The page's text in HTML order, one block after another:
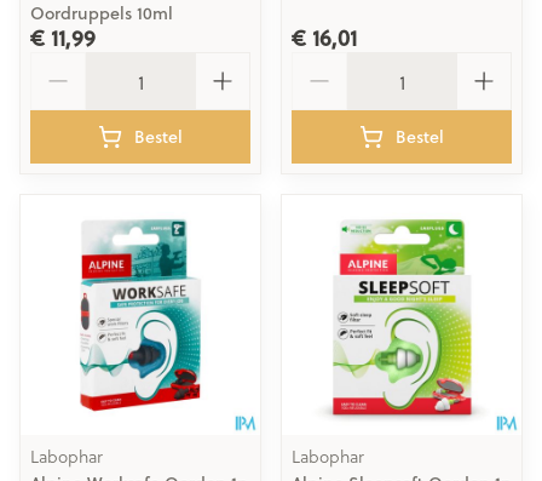
Oordruppels 10ml
€ 11,99
Bestel
€ 16,01
Bestel
Labophar Labophar